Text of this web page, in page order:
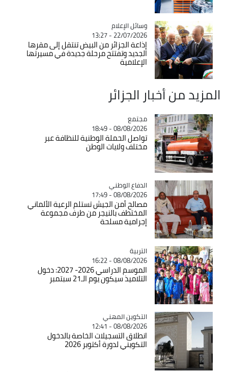
Catégorie
وسائل الإعلام
22/07/2026 - 13:27
إذاعة الجزائر من البيض تنتقل إلى مقرها
الجديد وتفتتح مرحلة جديدة في مسيرتها
الإعلامية
المزيد من أخبار الجزائر
Catégorie
مجتمع
08/08/2026 - 18:49
تواصل الحملة الوطنية للنظافة عبر
مختلف ولايات الوطن
Catégorie
الدفاع الوطني
08/08/2026 - 17:49
مصالح أمن الجيش تستلم الرعية الألماني
المختطف بالنيجر من طرف مجموعة
إجرامية مسلحة
Catégorie
التربية
08/08/2026 - 16:22
الموسم الدراسي 2026- 2027: دخول
التلاميذ سيكون يوم الـ21 سبتمبر
Catégorie
التكوين المهني
08/08/2026 - 12:41
انطلاق التسجيلات الخاصة بالدخول
التكويني لدورة أكتوبر 2026